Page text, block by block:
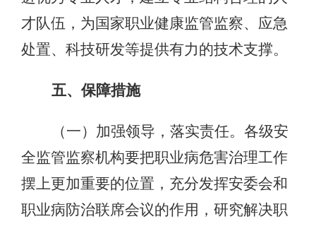
才队伍，为国家职业健康监管监察、应急
处置、科技研发等提供有力的技术支撑。
五、保障措施
（一）加强领导，落实责任。各级安
全监管监察机构要把职业病危害治理工作
摆上更加重要的位置，充分发挥安委会和
职业病防治联席会议的作用，研究解决职